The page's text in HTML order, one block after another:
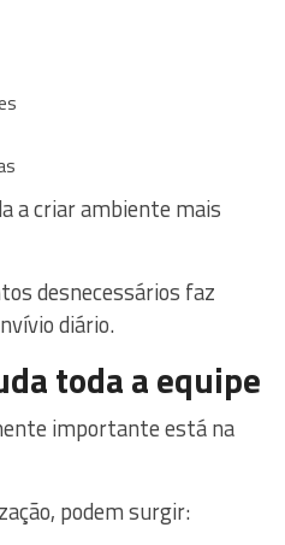
a criar ambiente mais
desnecessários faz
diário.
toda a equipe
importante está na
podem surgir: